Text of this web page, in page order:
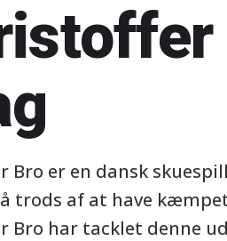
Bro er en dansk
trods af at have
Bro har tacklet denne